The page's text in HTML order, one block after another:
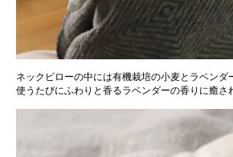
ネックピローの中には有機栽培の小麦とラベンダ
使うたびにふわりと香るラベンダーの香りに癒さ